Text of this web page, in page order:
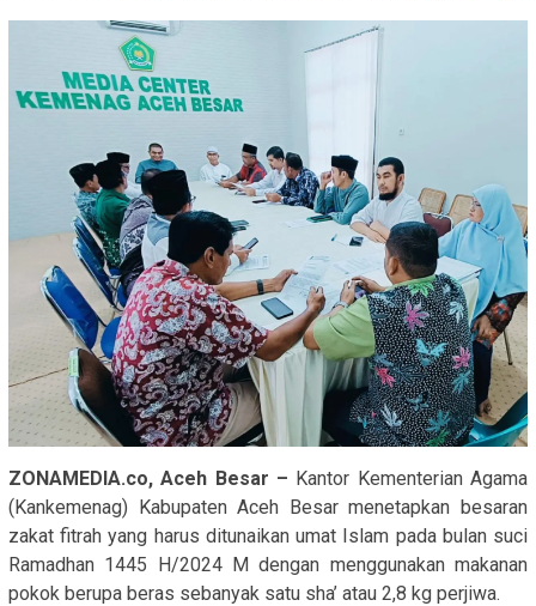
ZONAMEDIA.co, Aceh Besar – Kantor Kementerian Agama
(Kankemenag) Kabupaten Aceh Besar menetapkan besaran
zakat fitrah yang harus ditunaikan umat Islam pada bulan suci
Ramadhan 1445 H/2024 M dengan menggunakan makanan
pokok berupa beras sebanyak satu sha’ atau 2,8 kg perjiwa.